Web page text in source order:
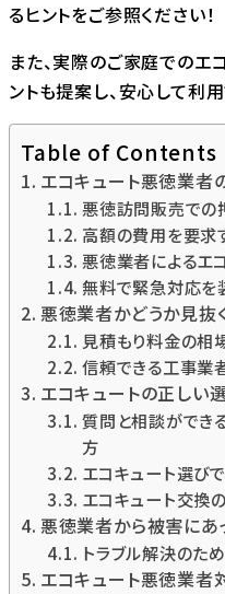
るヒントをご参照ください！
また、実際のご家庭でのエ
ントも提案し、安心して利
Table of Contents
エコキュート悪徳業者
悪徳訪問販売での
高額の費用を要求
悪徳業者によるエ
無料で緊急対応を
悪徳業者かどうか見抜
見積もり料金の相
信頼できる工事業
エコキュートの正しい
質問と相談ができ
方
エコキュート選び
エコキュート交換
悪徳業者から被害に
トラブル解決のた
エコキュート悪徳業者